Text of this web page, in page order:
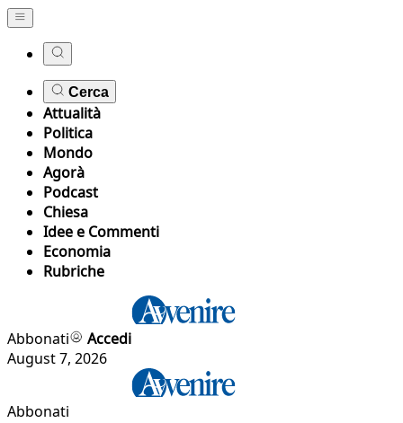
Cerca
Attualità
Politica
Mondo
Agorà
Podcast
Chiesa
Idee e Commenti
Economia
Rubriche
Abbonati
Accedi
August 7, 2026
Abbonati